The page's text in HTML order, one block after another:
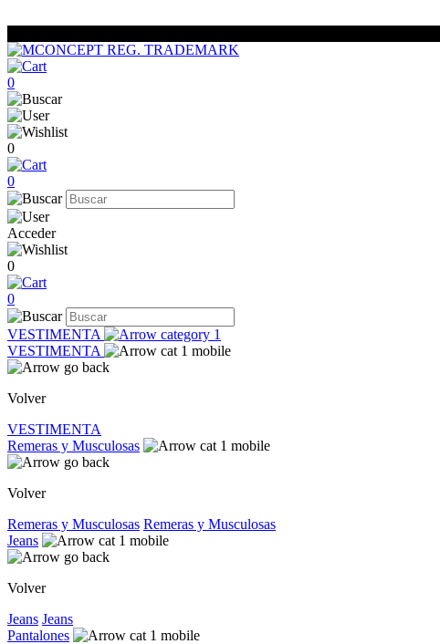
0
0
0
Acceder
0
0
VESTIMENTA
VESTIMENTA
Volver
VESTIMENTA
Remeras y Musculosas
Volver
Remeras y Musculosas Remeras y Musculosas
Jeans
Volver
Jeans Jeans
Pantalones